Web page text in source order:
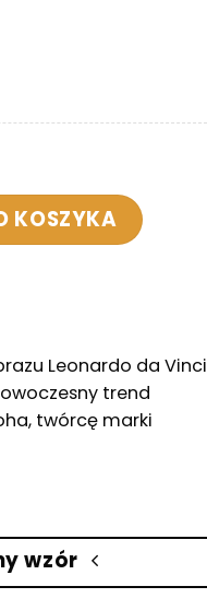
KOSZYKA
Leonardo da Vinci
trend
twórcę marki
wzór